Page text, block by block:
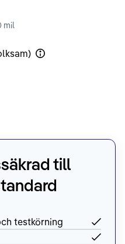
mil
till
testkörning